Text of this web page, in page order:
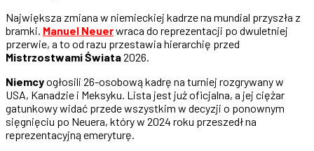
Największa zmiana w niemieckiej kadrze na mundial przyszła z
bramki. Manuel Neuerwraca do reprezentacji po dwuletniej
przerwie, a to od razu przestawia hierarchię przed
Mistrzostwami Świata2026.
Niemcyogłosili 26-osobową kadrę na turniej rozgrywany w
USA, Kanadzie i Meksyku. Lista jest już oficjalna, a jej ciężar
gatunkowy widać przede wszystkim w decyzji o ponownym
sięgnięciu po Neuera, który w 2024 roku przeszedł na
reprezentacyjną emeryturę.